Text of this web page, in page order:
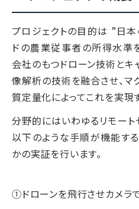
プロジェクトの目的は ”日
ドの農業従事者の所得水準
会社のもつドローン技術と
像解析の技術を融合させ、マ
質定量化によってこれを実現
分野的にはいわゆるリモート
以下のような手順が機能す
かの実証を行います。
①ドローンを飛行させカメラ